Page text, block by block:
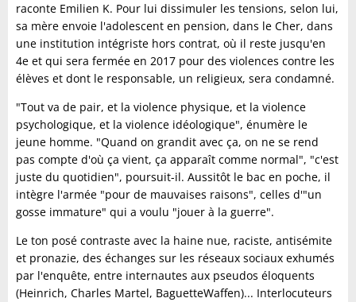
raconte Emilien K. Pour lui dissimuler les tensions, selon lui,
sa mère envoie l'adolescent en pension, dans le Cher, dans
une institution intégriste hors contrat, où il reste jusqu'en
4e et qui sera fermée en 2017 pour des violences contre les
élèves et dont le responsable, un religieux, sera condamné.
"Tout va de pair, et la violence physique, et la violence
psychologique, et la violence idéologique", énumère le
jeune homme. "Quand on grandit avec ça, on ne se rend
pas compte d'où ça vient, ça apparaît comme normal", "c'est
juste du quotidien", poursuit-il. Aussitôt le bac en poche, il
intègre l'armée "pour de mauvaises raisons", celles d'"un
gosse immature" qui a voulu "jouer à la guerre".
Le ton posé contraste avec la haine nue, raciste, antisémite
et pronazie, des échanges sur les réseaux sociaux exhumés
par l'enquête, entre internautes aux pseudos éloquents
(Heinrich, Charles Martel, BaguetteWaffen)... Interlocuteurs